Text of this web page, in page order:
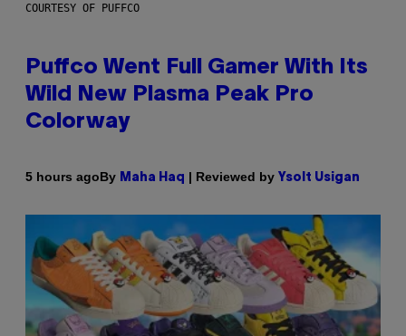
COURTESY OF PUFFCO
Puffco Went Full Gamer With Its
Wild New Plasma Peak Pro
Colorway
5 hours agoBy Maha Haq | Reviewed by Ysolt Usigan